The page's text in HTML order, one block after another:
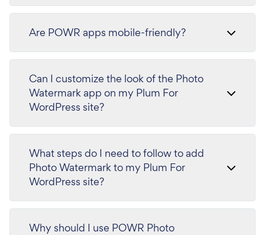
Are POWR apps mobile-friendly?
Can I customize the look of the Photo
Watermark app on my Plum For
WordPress site?
What steps do I need to follow to add
Photo Watermark to my Plum For
WordPress site?
Why should I use POWR Photo